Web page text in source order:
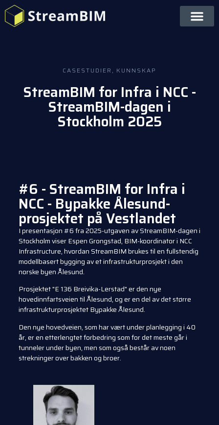
CASESTUDIER , KUNNSKAP
StreamBIM for Infra i NCC -
StreamBIM-dagen i
Stockholm 2025
#6 - StreamBIM for Infra i
NCC - Bypakke Ålesund-
prosjektet på Vestlandet
I presentasjon #6 fra 2025-utgaven av StreamBIM-dagen i
Stockholm viser Espen Grongstad, BIM-koordinator i NCC
Infrastructure, hvordan StreamBIM brukes til en fullstendig
modellbasert bygging av et infrastrukturprosjekt i den
norske byen Ålesund.
Prosjektet "E 136 Breivika-Lerstad" er den nye
hovedinnfartsveien til Ålesund, og er en del av det større
infrastrukturprosjektet Bypakke Ålesund.
Den nye hovedveien, som har vært under planlegging i 40
år, er en etterlengtet forbedring som for det meste går i
tunneler under byen, men som også består av noen
strekninger over bakken og broer.